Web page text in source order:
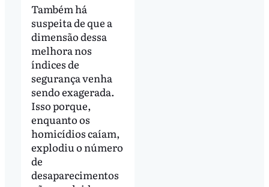
Também há
suspeita de que a
dimensão dessa
melhora nos
índices de
segurança venha
sendo exagerada.
Isso porque,
enquanto os
homicídios caíam,
explodiu o número
de
desaparecimentos